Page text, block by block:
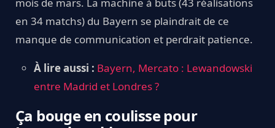
en 34 matchs) du Bayern se plaindrait de ce
manque de communication et perdrait patience.
À lire aussi : Bayern, Mercato : Lewandowski
entre Madrid et Londres ?
Ça bouge en coulisse pour